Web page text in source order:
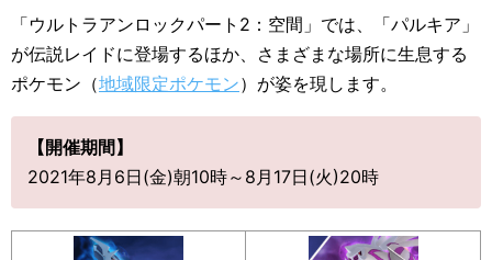
「ウルトラアンロックパート2：空間」では、「パルキア」
が伝説レイドに登場するほか、さまざまな場所に生息する
ポケモン（地域限定ポケモン）が姿を現します。
【開催期間】
2021年8月6日(金)朝10時～8月17日(火)20時